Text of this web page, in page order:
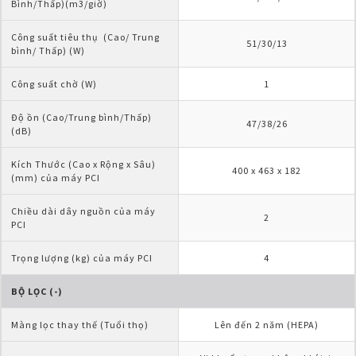
Bình/Thấp)(m3/giờ)
Công suất tiêu thụ  (Cao/ Trung
bình/ Thấp) (W)
51/30/13
Công suất chờ (W) 1
Độ ồn (Cao/Trung bình/Thấp)
(dB)
47/38/26
Kích Thước (Cao x Rộng x Sâu)
(mm) của máy PCI
400 x 463 x 182
Chiều dài dây nguồn của máy
PCI
2
Trọng lượng (kg) của máy PCI 4
BỘ LỌC (-)
Màng lọc thay thế (Tuổi thọ) Lên đến 2 năm (HEPA)